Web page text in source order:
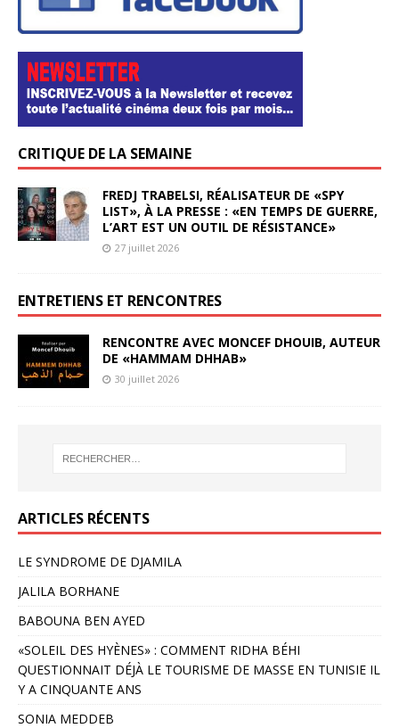
CRITIQUE DE LA SEMAINE
FREDJ TRABELSI, RÉALISATEUR DE «SPY
LIST», À LA PRESSE : «EN TEMPS DE GUERRE,
L’ART EST UN OUTIL DE RÉSISTANCE»
27 juillet 2026
ENTRETIENS ET RENCONTRES
RENCONTRE AVEC MONCEF DHOUIB, AUTEUR
DE «HAMMAM DHHAB»
30 juillet 2026
ARTICLES RÉCENTS
LE SYNDROME DE DJAMILA
JALILA BORHANE
BABOUNA BEN AYED
«SOLEIL DES HYÈNES» : COMMENT RIDHA BÉHI
QUESTIONNAIT DÉJÀ LE TOURISME DE MASSE EN TUNISIE IL
Y A CINQUANTE ANS
SONIA MEDDEB